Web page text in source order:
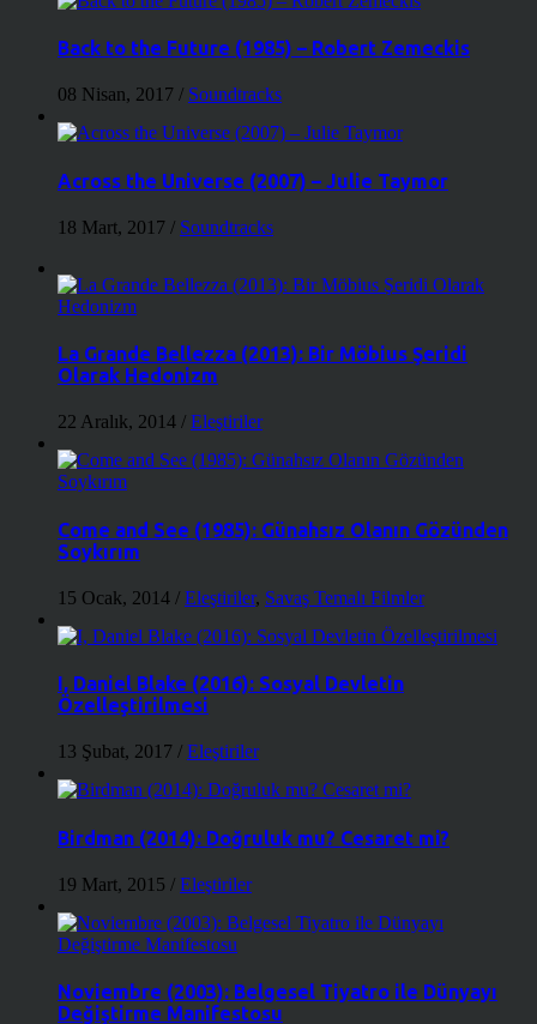
Back to the Future (1985) – Robert Zemeckis
08 Nisan, 2017 / Soundtracks
Across the Universe (2007) – Julie Taymor
18 Mart, 2017 / Soundtracks
La Grande Bellezza (2013): Bir Möbius Şeridi
Olarak Hedonizm
22 Aralık, 2014 / Eleştiriler
Come and See (1985): Günahsız Olanın Gözünden
Soykırım
15 Ocak, 2014 / Eleştiriler, Savaş Temalı Filmler
I, Daniel Blake (2016): Sosyal Devletin
Özelleştirilmesi
13 Şubat, 2017 / Eleştiriler
Birdman (2014): Doğruluk mu? Cesaret mi?
19 Mart, 2015 / Eleştiriler
Noviembre (2003): Belgesel Tiyatro ile Dünyayı
Değiştirme Manifestosu